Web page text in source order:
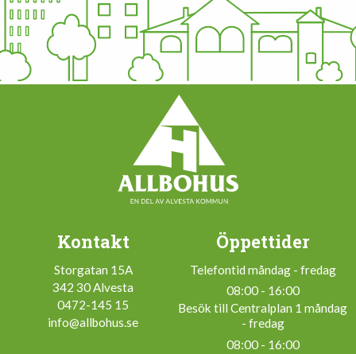
Kontakt
Storgatan 15A
342 30 Alvesta
0472-145 15
info@allbohus.se
Öppettider
Telefontid måndag - fredag
08:00 - 16:00
Besök till Centralplan 1 måndag
- fredag
08:00 - 16:00